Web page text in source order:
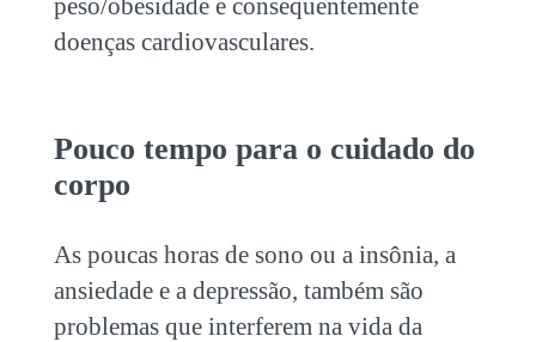
doenças cardiovasculares.
Pouco tempo para o cuidado do
corpo
As poucas horas de sono ou a insônia, a
ansiedade e a depressão, também são
problemas que interferem na vida da